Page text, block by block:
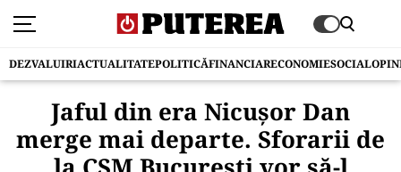
DEZVALUIRIACTUALITATEPOLITICĂFINANCIARECONOMIESOCIAL
Jaful din era Nicușor Dan
merge mai departe. Sforarii de